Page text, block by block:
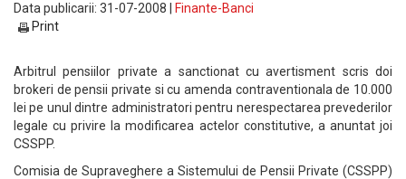
Data publicarii: 31-07-2008 |
Finante-Banci
Print
Arbitrul pensiilor private a sanctionat cu avertisment scris doi
brokeri de pensii private si cu amenda contraventionala de 10.000
lei pe unul dintre administratori pentru nerespectarea prevederilor
legale cu privire la modificarea actelor constitutive, a anuntat joi
CSSPP.
Comisia de Supraveghere a Sistemului de Pensii Private (CSSPP)